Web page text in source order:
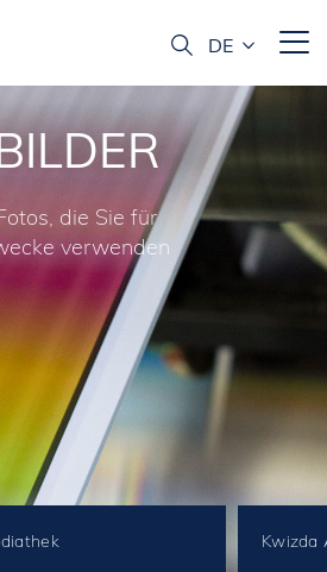
die Sie für
verwenden
Kwizda